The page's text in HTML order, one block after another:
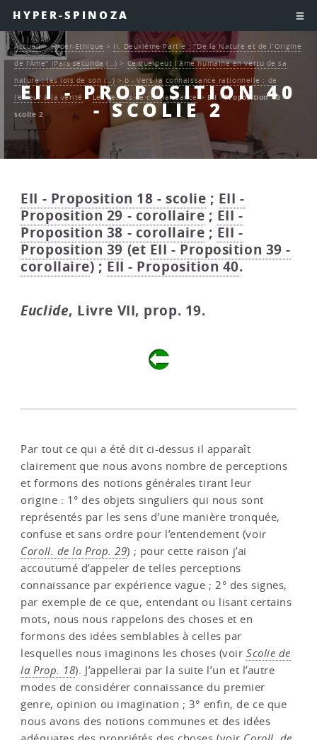
HYPER-SPINOZA
EII - PROPOSITION 40
- SCOLIE 2
Accueil>Hyper-Ethique > II. Deuxième Partie : "De la Nature et de l’Origine
de l’Âme" (Pars secunda (…) > Ce que peut l’âme humaine en vertu de sa
nature : les lois de son (…) > b - Vers la connaissance rationnelle : de
l’erreur à la vérité
>Les genres de connaissance > EII - Proposition 40 -
scolie 2
EII - Proposition 18 - scolie ; EII -
Proposition 29 - corollaire ; EII -
Proposition 38 - corollaire ; EII -
Proposition 39 (et EII - Proposition 39 -
corollaire) ; EII - Proposition 40.
Euclide, Livre VII, prop. 19.
Par tout ce qui a été dit ci-dessus il apparaît
clairement que nous avons nombre de perceptions
et formons des notions générales tirant leur
origine : 1° des objets singuliers qui nous sont
représentés par les sens d’une manière tronquée,
confuse et sans ordre pour l’entendement (voir
Coroll. de la Prop. 29) ; pour cette raison j’ai
accoutumé d’appeler de telles perceptions
connaissance par expérience vague ; 2° des signes,
par exemple de ce que, entendant ou lisant certains
mots, nous nous rappelons des choses et en
formons des idées semblables à celles par
lesquelles nous imaginons les choses (voir Scolie de
la Prop. 18). J’appellerai par la suite l’un et l’autre
modes de considérer connaissance du premier
genre, opinion ou imagination ; 3° enfin, de ce que
nous avons des notions communes et des idées